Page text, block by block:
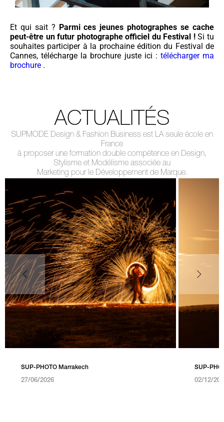
Et qui sait ? Parmi ces jeunes photographes se cache
peut-être un futur photographe officiel du Festival !Si tu
souhaites participer à la prochaine édition du Festival de
Cannes, télécharge la brochure juste ici : télécharger ma
brochure .
ACTUALITÉS
SUPMODE Design & Fashion Business est LA seule école en
France
à proposer une formation double compétence en Design,
Stylisme et Modélisme associée au
Marketing pour le Développement de Marque.
SUP-PHOTO Marrakech
27/06/2026
SUP-
02/12/